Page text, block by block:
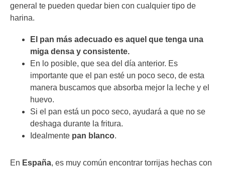
general te pueden quedar bien con cualquier tipo de
harina.
El pan más adecuado es aquel que tenga una
miga densa y consistente.
En lo posible, que sea del día anterior. Es
importante que el pan esté un poco seco, de esta
manera buscamos que absorba mejor la leche y el
huevo.
Si el pan está un poco seco, ayudará a que no se
deshaga durante la fritura.
Idealmente pan blanco.
En España, es muy común encontrar torrijas hechas con